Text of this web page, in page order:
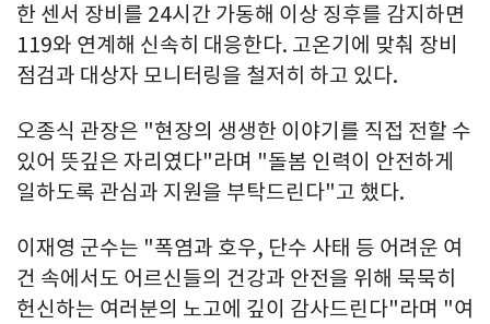
한 센서 장비를 24시간 가동해 이상 징후를 감지하면
119와 연계해 신속히 대응한다. 고온기에 맞춰 장비
점검과 대상자 모니터링을 철저히 하고 있다.
오종식 관장은 "현장의 생생한 이야기를 직접 전할 수
있어 뜻깊은 자리였다"라며 "돌봄 인력이 안전하게
일하도록 관심과 지원을 부탁드린다"고 했다.
이재영 군수는 "폭염과 호우, 단수 사태 등 어려운 여
건 속에서도 어르신들의 건강과 안전을 위해 묵묵히
헌신하는 여러분의 노고에 깊이 감사드린다"라며 "여